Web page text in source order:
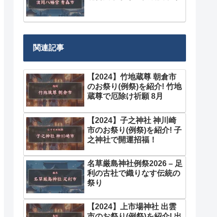
関連記事
【2024】竹地蔵尊 朝倉市
のお祭り(例祭)を紹介! 竹地
蔵尊で厄除け祈願 8月
【2024】子之神社 神川崎
市のお祭り(例祭)を紹介! 子
之神社で開運招福！
名草厳島神社例祭2026 – 足
利の古社で織りなす伝統の
祭り
【2024】上市場神社 出雲